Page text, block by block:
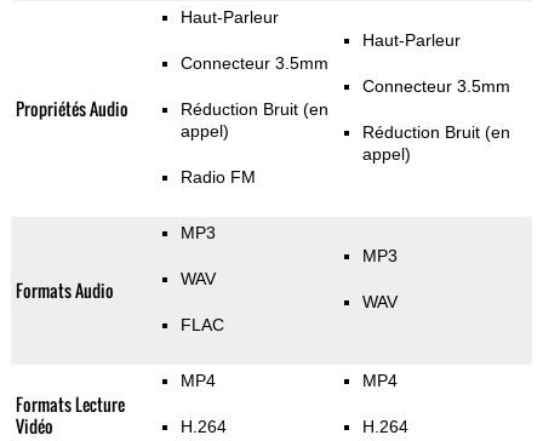
Propriétés Audio
Haut-Parleur
Connecteur 3.5mm
Réduction Bruit (en
appel)
Radio FM
Haut-Parleur
Connecteur 3.5mm
Réduction Bruit (en
appel)
Formats Audio
MP3
WAV
FLAC
MP3
WAV
Formats Lecture
Vidéo
MP4
H.264
MP4
H.264